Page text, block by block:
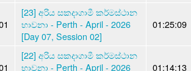
[23] අරිය සකදාගාමී කර්මස්ථාන
භාවනා - Perth - April - 2026
[Day 07, Session 02]
01:25:09
[22] අරිය සකදාගාමී කර්මස්ථාන
භාවනා - Perth - April - 2026
01:14:13